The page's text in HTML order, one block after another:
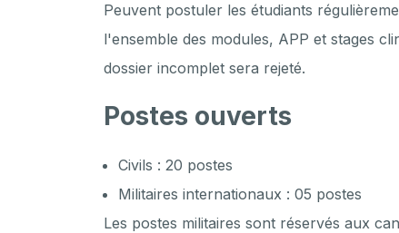
Peuvent postuler les étudiants
l'ensemble des modules, APP et stages
dossier incomplet sera rejeté.
Postes ouverts
Civils : 20 postes
Militaires internationaux : 05 postes
Les postes militaires sont réservés aux